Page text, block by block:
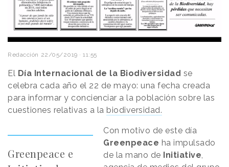
Redacción 22/05/2019 · 11:55
El Día Internacional de la Biodiversidad se
celebra cada año el 22 de mayo: una fecha creada
para informar y concienciar a la población sobre las
cuestiones relativas a la biodiversidad.
Greenpeace e
Con motivo de este día
Greenpeace ha impulsado
de la mano de Initiative,